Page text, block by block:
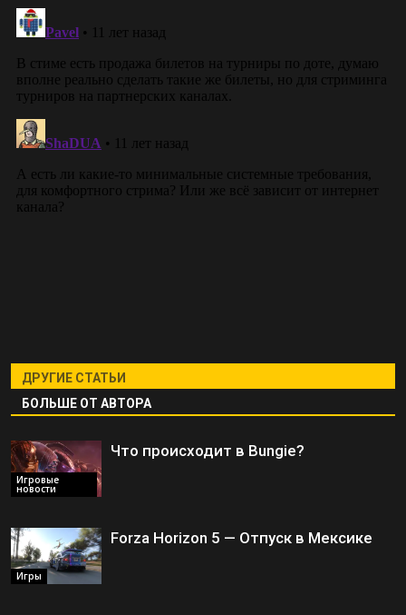
ДРУГИЕ СТАТЬИ
БОЛЬШЕ ОТ АВТОРА
Игровые
новости
Что происходит в Bungie?
Игры
Forza Horizon 5 — Отпуск в Мексике